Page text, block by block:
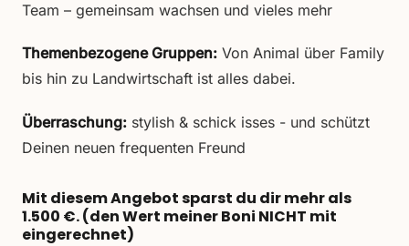
Team – gemeinsam wachsen und vieles mehr
Themenbezogene Gruppen: Von Animal über Family
bis hin zu Landwirtschaft ist alles dabei.
Überraschung: stylish & schick isses - und schützt
Deinen neuen frequenten Freund
Mit diesem Angebot sparst du dir mehr als
1.500 €. (den Wert meiner Boni NICHT mit
eingerechnet)